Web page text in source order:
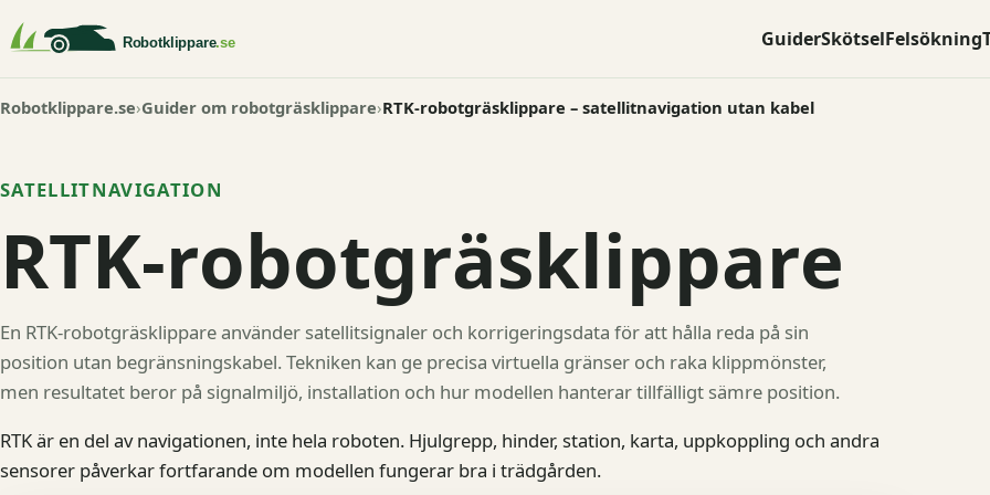
GuiderSkötselFelsökning
Robotklippare.se Guider om robotgräsklippare RTK-robotgräsklippare – satellitnavigation utan kabel
SATELLITNAVIGATION
RTK-robotgräsklippare
En RTK-robotgräsklippare använder satellitsignaler och korrigeringsdata för att hålla reda på sin
position utan begränsningskabel. Tekniken kan ge precisa virtuella gränser och raka klippmönster,
men resultatet beror på signalmiljö, installation och hur modellen hanterar tillfälligt sämre position.
RTK är en del av navigationen, inte hela roboten. Hjulgrepp, hinder, station, karta, uppkoppling och andra
sensorer påverkar fortfarande om modellen fungerar bra i trädgården.